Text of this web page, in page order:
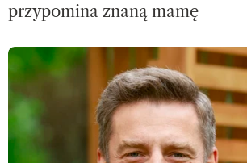
przypomina znaną mamę